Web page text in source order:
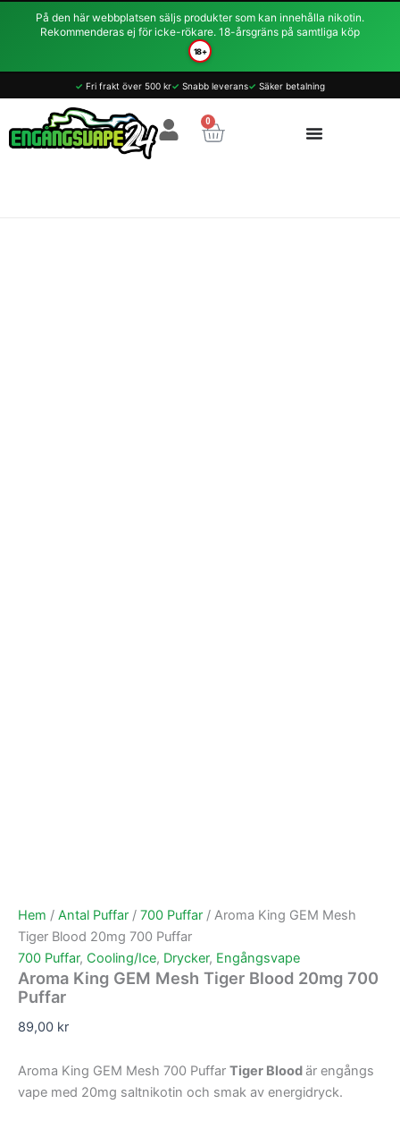
På den här webbplatsen säljs produkter som kan innehålla nikotin.
Rekommenderas ej för icke-rökare. 18-årsgräns på samtliga köp
18+
Hoppa
✓ Fri frakt över 500 kr✓ Snabb leverans✓ Säker betalning
0
Varukorg
Hem / Antal Puffar / 700 Puffar / Aroma King GEM Mesh
Tiger Blood 20mg 700 Puffar
700 Puffar, Cooling/Ice, Drycker, Engångsvape
Aroma King GEM Mesh Tiger Blood 20mg 700
Puffar
89,00 kr
Aroma King GEM Mesh 700 Puffar Tiger Blood är engångs
vape med 20mg saltnikotin och smak av energidryck.
King
Mesh
Tiger